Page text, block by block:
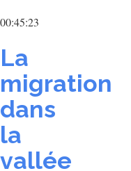
00:45:23
La
migration
dans
la
vallée